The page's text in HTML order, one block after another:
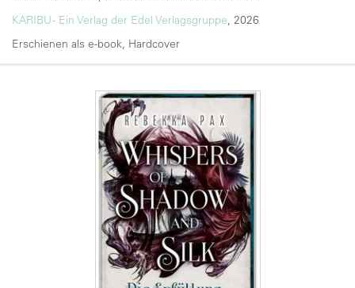
KARIBU - Ein Verlag der Edel Verlagsgruppe, 2026
Erschienen als e-book, Hardcover